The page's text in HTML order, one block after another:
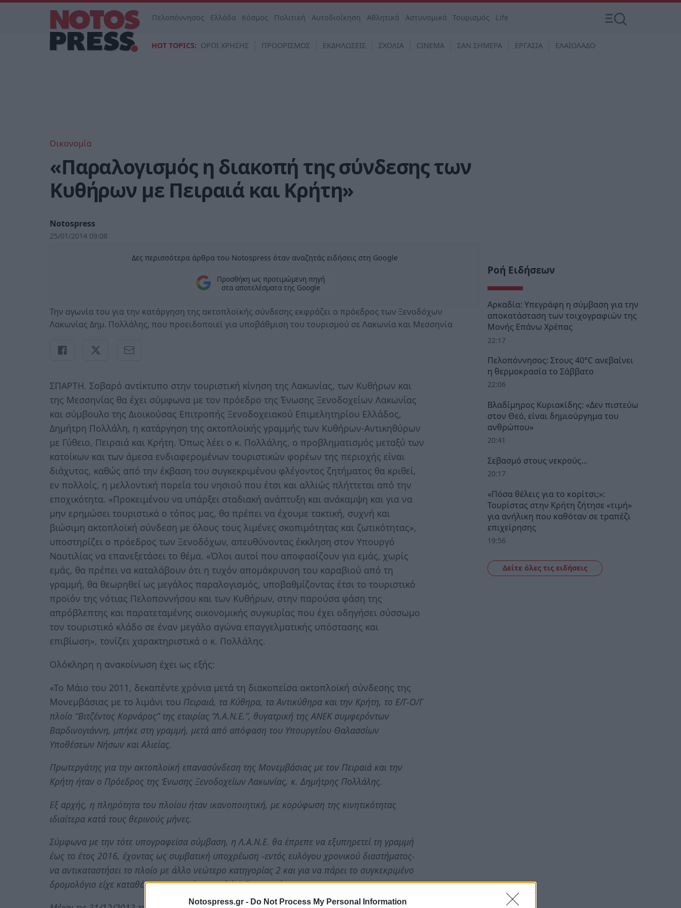
Notospress.gr - Do Not Process My Personal Information
Πελοπόννησος Ελλάδα Κόσμος Πολιτική Αυτοδιοίκηση Αθλητικά Αστυνομικά Τουρισμός Life
HOT TOPICS: ΟΡΟΙ ΧΡΗΣΗΣ ΠΡΟΟΡΙΣΜΟΣ ΕΚΔΗΛΩΣΕΙΣ ΣΧΟΛΙΑ CINEMA ΣΑΝ ΣΗΜΕΡΑ ΕΡΓΑΣΙΑ ΕΛΑΙΟΛΑΔΟ
Οικονομία
«Παραλογισμός η διακοπή της σύνδεσης των
Κυθήρων με Πειραιά και Κρήτη»
Notospress
25/01/2014 09:08
Δες περισσότερα άρθρα του Notospress όταν αναζητάς ειδήσεις στη Google
Προσθήκη ως προτιμώμενη πηγή
στα αποτελέσματα της Google
Την αγωνία του για την κατάργηση της ακτοπλοϊκής σύνδεσης εκφράζει ο πρόεδρος των Ξενοδόχων
Λακωνίας Δημ. Πολλάλης, που προειδοποιεί για υποβάθμιση του τουρισμού σε Λακωνία και Μεσσηνία
ΣΠΑΡΤΗ. Σοβαρό αντίκτυπο στην τουριστική κίνηση της Λακωνίας, των Κυθήρων και
της Μεσσηνίας θα έχει σύμφωνα με τον πρόεδρο της Ένωσης Ξενοδοχείων Λακωνίας
και σύμβουλο της Διοικούσας Επιτροπής Ξενοδοχειακού Επιμελητηρίου Ελλάδος,
Δημήτρη Πολλάλη, η κατάργηση της ακτοπλοϊκής γραμμής των Κυθήρων-Αντικηθύρων
με Γύθειο, Πειραιά και Κρήτη. Όπως λέει ο κ. Πολλάλης, ο προβληματισμός μεταξύ των
κατοίκων και των άμεσα ενδιαφερομένων τουριστικών φορέων της περιοχής είναι
διάχυτος, καθώς από την έκβαση του συγκεκριμένου φλέγοντος ζητήματος θα κριθεί,
εν πολλοίς, η μελλοντική πορεία του νησιού που έτσι και αλλιώς πλήττεται από την
εποχικότητα. «Προκειμένου να υπάρξει σταδιακή ανάπτυξη και ανάκαμψη και για να
μην ερημώσει τουριστικά ο τόπος μας, θα πρέπει να έχουμε τακτική, συχνή και
βιώσιμη ακτοπλοϊκή σύνδεση με όλους τους λιμένες σκοπιμότητας και ζωτικότητας»,
υποστηρίζει ο πρόεδρος των Ξενοδόχων, απευθύνοντας έκκληση στον Υπουργό
Ναυτιλίας να επανεξετάσει το θέμα. «Όλοι αυτοί που αποφασίζουν για εμάς, χωρίς
εμάς, θα πρέπει να καταλάβουν ότι η τυχόν απομάκρυνση του καραβιού από τη
γραμμή, θα θεωρηθεί ως μεγάλος παραλογισμός, υποβαθμίζοντας έτσι το τουριστικό
προϊόν της νότιας Πελοποννήσου και των Κυθήρων, στην παρούσα φάση της
απρόβλεπτης και παρατεταμένης οικονομικής συγκυρίας που έχει οδηγήσει σύσσωμο
τον τουριστικό κλάδο σε έναν μεγάλο αγώνα επαγγελματικής υπόστασης και
επιβίωση», τονίζει χαρακτηριστικά ο κ. Πολλάλης.
Ολόκληρη η ανακοίνωση έχει ως εξής:
«Το Μάιο του 2011, δεκαπέντε χρόνια μετά τη διακοπείσα ακτοπλοϊκή σύνδεσης της
Μονεμβάσιας με το λιμάνι του Πειραιά, τα Κύθηρα, τα Αντικύθηρα και την Κρήτη, το Ε/Γ-Ο/Γ
πλοίο “Βιτζέντος Κορνάρος” της εταιρίας “Λ.Α.Ν.Ε.”, θυγατρική της ΑΝΕΚ συμφερόντων
Βαρδινογιάννη, μπήκε στη γραμμή, μετά από απόφαση του Υπουργείου Θαλασσίων
Υποθέσεων Νήσων και Αλιείας.
Πρωτεργάτης για την ακτοπλοϊκή επανασύνδεση της Μονεμβάσιας με τον Πειραιά και την
Κρήτη ήταν ο Πρόεδρος της Ένωσης Ξενοδοχείων Λακωνίας, κ. Δημήτρης Πολλάλης.
Εξ αρχής, η πληρότητα του πλοίου ήταν ικανοποιητική, με κορύφωση της κινητικότητας
ιδιαίτερα κατά τους θερινούς μήνες.
Σύμφωνα με την τότε υπογραφείσα σύμβαση, η Λ.Α.Ν.Ε. θα έπρεπε να εξυπηρετεί τη γραμμή
έως το έτος 2016, έχοντας ως συμβατική υποχρέωση -εντός ευλόγου χρονικού διαστήματος-
να αντικαταστήσει το πλοίο με άλλο νεώτερο κατηγορίας 2 και για να πάρει το συγκεκριμένο
δρομολόγιο είχε καταθέσει εγγυητική επιστολή 1,5 εκ ευρώ.
Ροή Ειδήσεων
Αρκαδία: Υπεγράφη η σύμβαση για την
αποκατάσταση των τοιχογραφιών της
Μονής Επάνω Χρέπας
22:17
Πελοπόννησος: Στους 40°C ανεβαίνει
η θερμοκρασία το Σάββατο
22:06
Βλαδίμηρος Κυριακίδης: «Δεν πιστεύω
στον Θεό, είναι δημιούργημα του
ανθρώπου»
20:41
Σεβασμό στους νεκρούς…
20:17
«Πόσα θέλεις για το κορίτσι;»:
Τουρίστας στην Κρήτη ζήτησε «τιμή»
για ανήλικη που καθόταν σε τραπέζι
επιχείρησης
19:56
Δείτε όλες τις ειδήσεις